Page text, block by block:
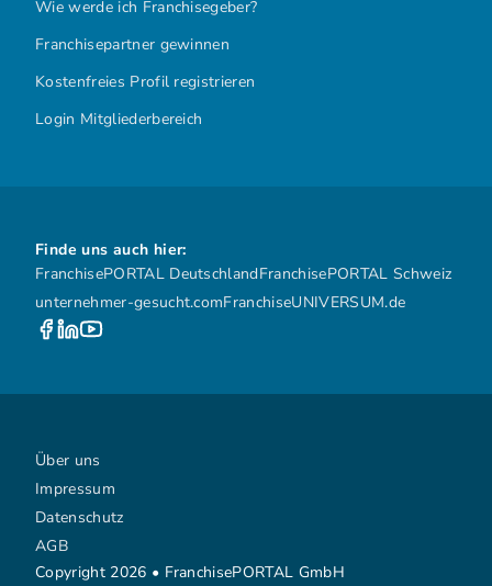
Wie werde ich Franchisegeber?
Franchisepartner gewinnen
Kostenfreies Profil registrieren
Login Mitgliederbereich
Finde uns auch hier:
FranchisePORTAL DeutschlandFranchisePORTAL Schweiz
unternehmer-gesucht.comFranchiseUNIVERSUM.de
Copyright 2026 • FranchisePORTAL GmbH
Über uns
Impressum
Datenschutz
AGB